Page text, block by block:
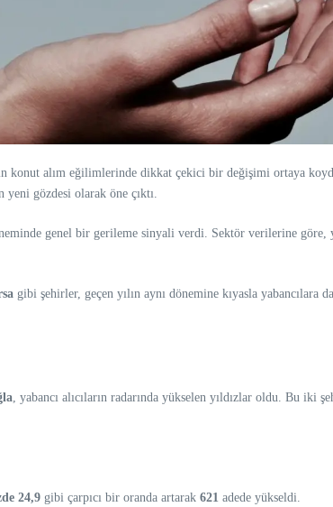
konut alım eğilimlerinde dikkat çekici bir değişimi ortaya
yeni gözdesi olarak öne çıktı.
genel bir gerileme sinyali verdi. Sektör verilerine göre,
gibi şehirler, geçen yılın aynı dönemine kıyasla yabancılara
, yabancı alıcıların radarında yükselen yıldızlar oldu. Bu iki
24,9 gibi çarpıcı bir oranda artarak 621 adede yükseldi.